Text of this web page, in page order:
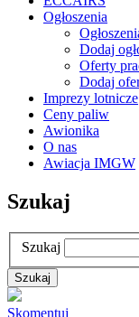
Ogłoszenia
Dodaj
Oferty
Dodaj
Imprezy lotnicze
Ceny paliw
Awionika
O nas
Awiacja IMGW
Szukaj
Szukaj
Skomentuj